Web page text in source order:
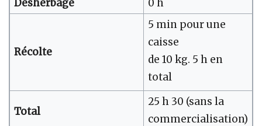
Désherbage
0 h
Récolte
5 min pour une
caisse
de 10 kg. 5 h en
total
Total
25 h 30 (sans la
commercialisation)